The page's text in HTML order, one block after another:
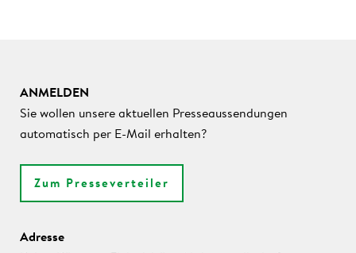
ANMELDEN
Sie wollen unsere aktuellen Presseaussendungen
automatisch per E-Mail erhalten?
Zum Presseverteiler
Adresse